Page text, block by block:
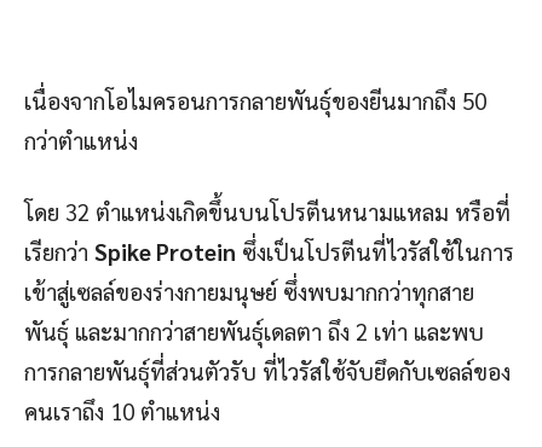
เนื่องจากโอไมครอนการกลายพันธุ์ของยีนมากถึง 50
กว่าตำแหน่ง
โดย 32 ตำแหน่งเกิดขึ้นบนโปรตีนหนามแหลม หรือที่
เรียกว่า Spike Protein ซึ่งเป็นโปรตีนที่ไวรัสใช้ในการ
เข้าสู่เซลล์ของร่างกายมนุษย์ ซึ่งพบมากกว่าทุกสาย
พันธุ์ และมากกว่าสายพันธุ์เดลตา ถึง 2 เท่า และพบ
การกลายพันธุ์ที่ส่วนตัวรับ ที่ไวรัสใช้จับยึดกับเซลล์ของ
คนเราถึง 10 ตำแหน่ง